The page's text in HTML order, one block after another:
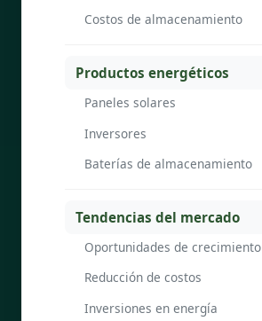
Costos de almacenamiento
Productos energéticos
Paneles solares
Inversores
Baterías de almacenamiento
Tendencias del mercado
Oportunidades de crecimiento
Reducción de costos
Inversiones en energía